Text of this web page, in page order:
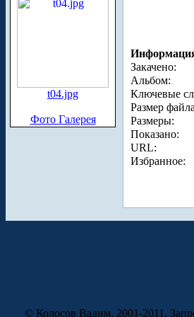
t04.jpg
Фото Галерея
Закачено:
Альбом:
Ключевые
Размер
Размеры:
Показано:
URL:
Избранное:
© Колосов Вадим, 2001-2011.